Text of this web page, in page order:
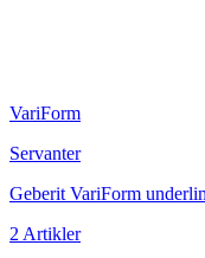
VariForm
Servanter
Geberit VariForm
2 Artikler